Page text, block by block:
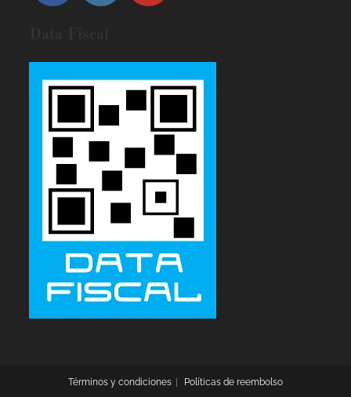
Términos y condiciones Políticas de reembolso